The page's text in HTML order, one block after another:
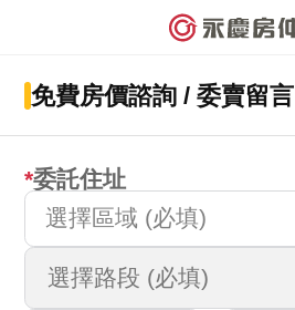
免費房價諮詢 / 委賣留言
委託住址
選擇區域 (必填)